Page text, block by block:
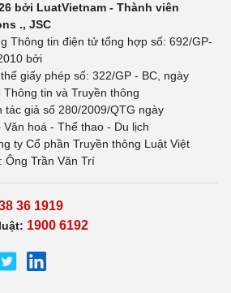
bởi LuatVietnam - Thành viên
., JSC
Thông tin điện tử tổng hợp số: 692/GP-
bởi
giấy phép số: 322/GP - BC, ngày
tin và Truyền thông
tác giả số 280/2009/QTG ngày
hoá - Thể thao - Du lịch
ty Cổ phần Truyền thông Luật Việt
Ông Trần Văn Trí
36 1919
1900 6192